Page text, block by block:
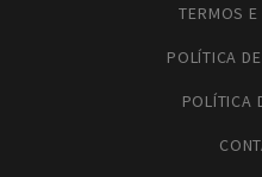
TERMOS
POLÍTICA
POLÍTICA